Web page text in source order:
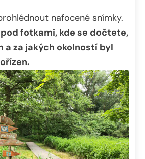
nafocené snímky.
fotkami, kde se dočtete,
a za jakých okolností byl